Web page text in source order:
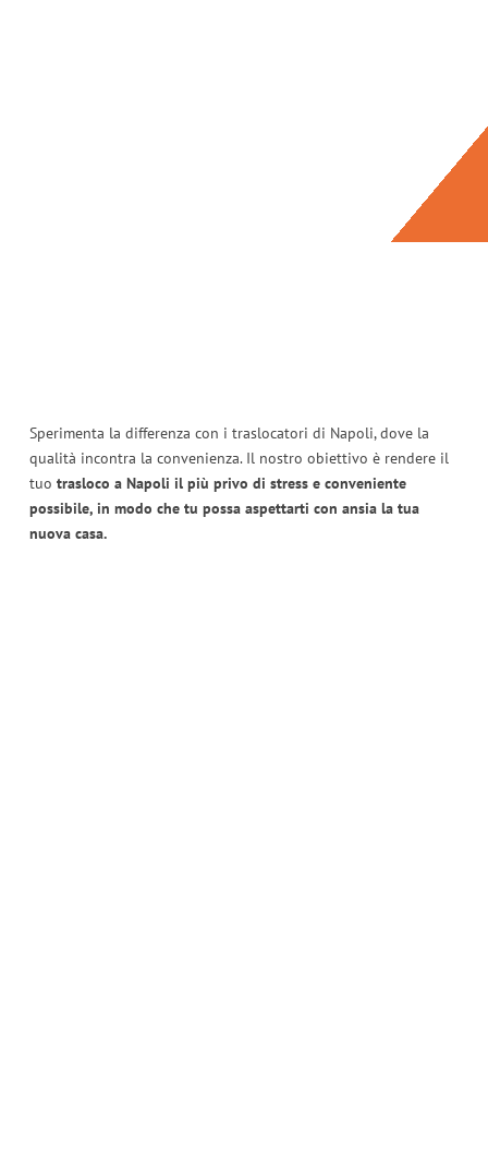
Sperimenta la differenza con i traslocatori di Napoli, dove la
qualità incontra la convenienza. Il nostro obiettivo è rendere il
tuo trasloco a Napoli il più privo di stress e conveniente
possibile, in modo che tu possa aspettarti con ansia la tua
nuova casa.